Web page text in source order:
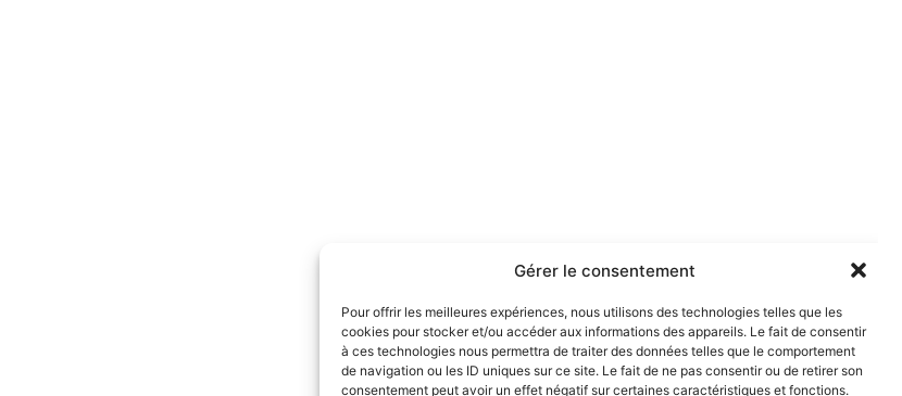
Gérer le consentement
Pour offrir les meilleures expériences, nous utilisons des technologies telles que les
cookies pour stocker et/ou accéder aux informations des appareils. Le fait de consentir
à ces technologies nous permettra de traiter des données telles que le comportement
de navigation ou les ID uniques sur ce site. Le fait de ne pas consentir ou de retirer son
consentement peut avoir un effet négatif sur certaines caractéristiques et fonctions.